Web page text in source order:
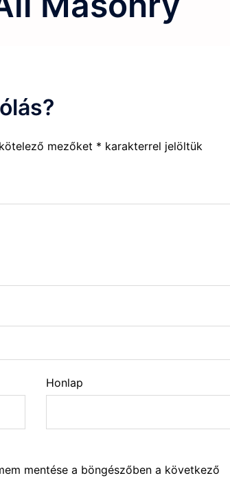
mezőket * karakterrel jelöltük
Honlap
mentése a böngészőben a következő